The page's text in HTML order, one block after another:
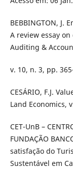
BEBBINGTON, J.
A review essay
Auditing &
v. 10, n. 3, pp.
CESÁRIO, F.J.
Land Economics,
CET-UnB –
FUNDAÇÃO
satisfação do
Sustentável em